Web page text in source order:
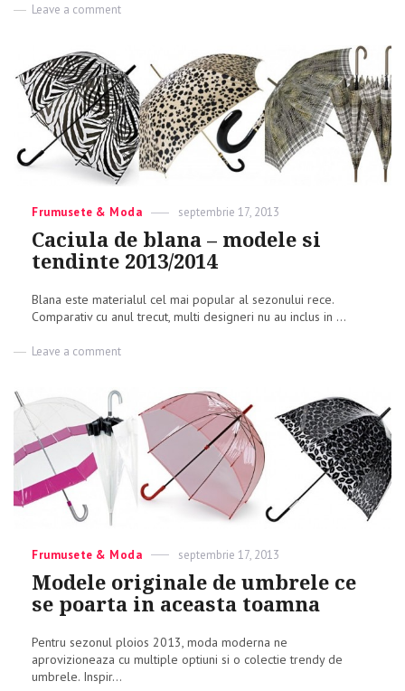
Leave a comment
mireasa
se
poarta
in
toamna/iarna
2013/2014
Categories
Frumusete & Moda
Posted
septembrie 17, 2013
Caciula de blana – modele si
tendinte 2013/2014
Blana este materialul cel mai popular al sezonului rece.
Comparativ cu anul trecut, multi designeri nu au inclus in ...
Leave a comment
blana
–
modele
tendinte
2013/2014
Categories
Frumusete & Moda
Posted
on
septembrie 17, 2013
Modele originale de umbrele ce
se poarta in aceasta toamna
Pentru sezonul ploios 2013, moda moderna ne
aprovizioneaza cu multiple optiuni si o colectie trendy de
umbrele. Inspir...